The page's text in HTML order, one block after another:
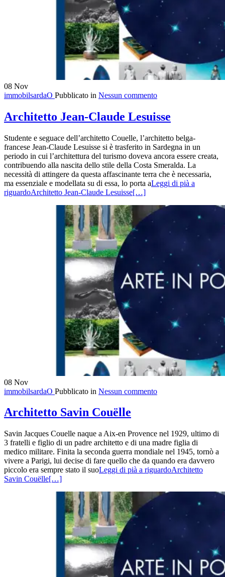
08 Nov
immobilsardaO Pubblicato in Nessun commento
Architetto Jean-Claude Lesuisse
Studente e seguace dell’architetto Couelle, l’architetto belga-
francese Jean-Claude Lesuisse si è trasferito in Sardegna in un
periodo in cui l’architettura del turismo doveva ancora essere creata,
contribuendo alla nascita dello stile della Costa Smeralda. La
necessità di attingere da questa affascinante terra che è necessaria,
ma essenziale e modellata su di essa, lo porta aLeggi di pià a
riguardoArchitetto Jean-Claude Lesuisse[…]
08 Nov
immobilsardaO Pubblicato in Nessun commento
Architetto Savin Couëlle
Savin Jacques Couelle naque a Aix-en Provence nel 1929, ultimo di
3 fratelli e figlio di un padre architetto e di una madre figlia di
medico militare. Finita la seconda guerra mondiale nel 1945, tornò a
vivere a Parigi, lui decise di fare quello che da quando era davvero
piccolo era sempre stato il suoLeggi di pià a riguardoArchitetto
Savin Couëlle[…]